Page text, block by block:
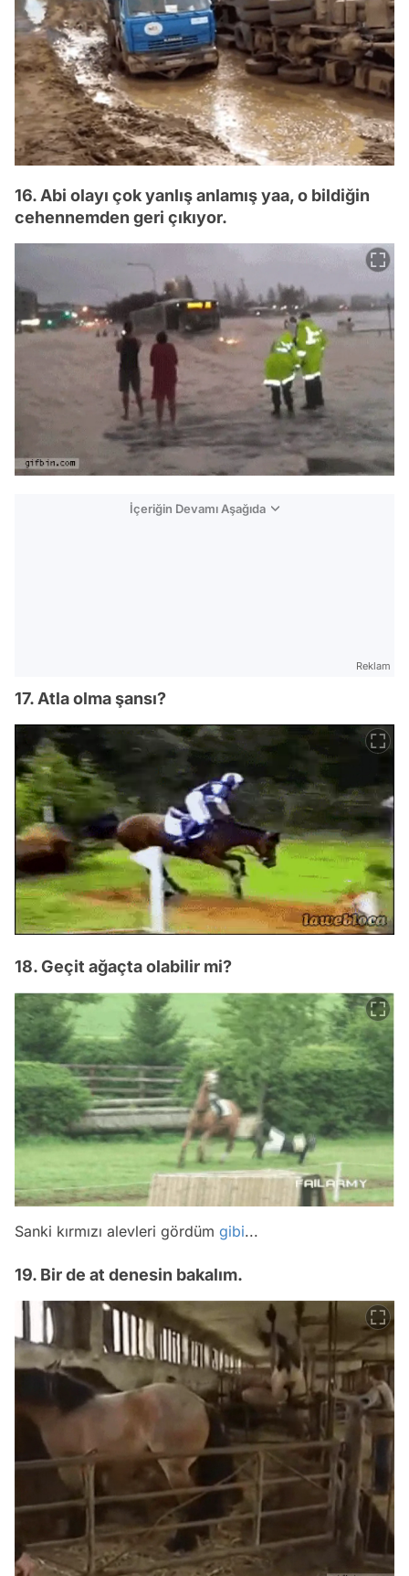
16. Abi olayı çok yanlış anlamış yaa, o bildiğin
cehennemden geri çıkıyor.
İçeriğin Devamı Aşağıda
Reklam
17. Atla olma şansı?
18. Geçit ağaçta olabilir mi?
Sanki kırmızı alevleri gördüm gibi...
19. Bir de at denesin bakalım.